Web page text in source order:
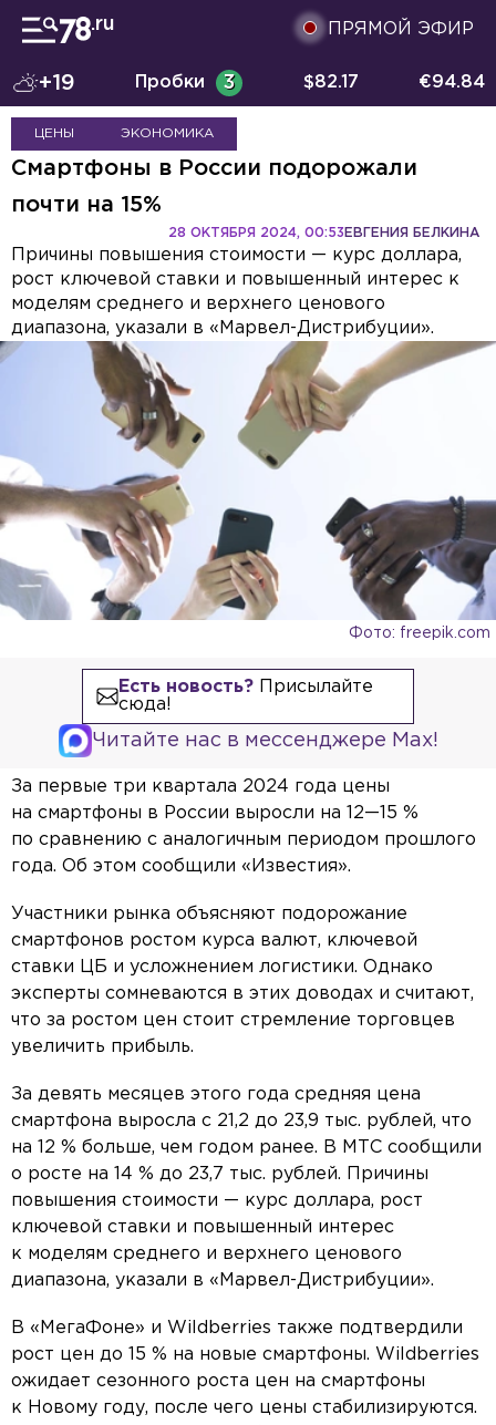
ПРЯМОЙ ЭФИР
+19 Пробки 3 $82.17 €94.84
ЦЕНЫ ЭКОНОМИКА
Смартфоны в России подорожали
почти на 15%
ЕВГЕНИЯ БЕЛКИНА
28 ОКТЯБРЯ 2024, 00:53
Причины повышения стоимости — курс доллара,
рост ключевой ставки и повышенный интерес к
моделям среднего и верхнего ценового
диапазона, указали в «Марвел-Дистрибуции».
Фото: freepik.com
Есть новость?Присылайте
сюда!
Читайте нас в мессенджере Max!
За первые три квартала 2024 года цены
на смартфоны в России выросли на 12—15 %
по сравнению с аналогичным периодом прошлого
года. Об этом сообщили «Известия».
Участники рынка объясняют подорожание
смартфонов ростом курса валют, ключевой
ставки ЦБ и усложнением логистики. Однако
эксперты сомневаются в этих доводах и считают,
что за ростом цен стоит стремление торговцев
увеличить прибыль.
За девять месяцев этого года средняя цена
смартфона выросла с 21,2 до 23,9 тыс. рублей, что
на 12 % больше, чем годом ранее. В МТС сообщили
о росте на 14 % до 23,7 тыс. рублей. Причины
повышения стоимости — курс доллара, рост
ключевой ставки и повышенный интерес
к моделям среднего и верхнего ценового
диапазона, указали в «Марвел-Дистрибуции».
В «МегаФоне» и Wildberries также подтвердили
рост цен до 15 % на новые смартфоны. Wildberries
ожидает сезонного роста цен на смартфоны
к Новому году, после чего цены стабилизируются.